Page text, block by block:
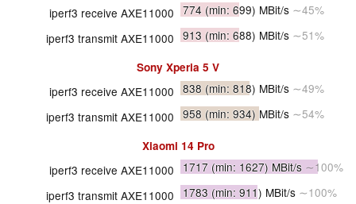
iperf3 receive AXE11000 774 (min: 699) MBit/s ∼45%
iperf3 transmit AXE11000 913 (min: 688) MBit/s ∼51%
Sony Xperia 5 V
iperf3 receive AXE11000 838 (min: 818) MBit/s ∼49%
iperf3 transmit AXE11000 958 (min: 934) MBit/s ∼54%
Xiaomi 14 Pro
iperf3 receive AXE11000 1717 (min: 1627) MBit/s ∼100%
iperf3 transmit AXE11000
1783 (min: 911) MBit/s ∼100%